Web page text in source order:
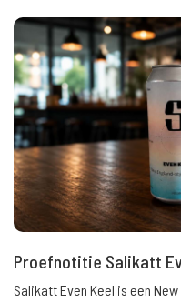
Proefnotitie Salikatt
Salikatt Even Keel is een